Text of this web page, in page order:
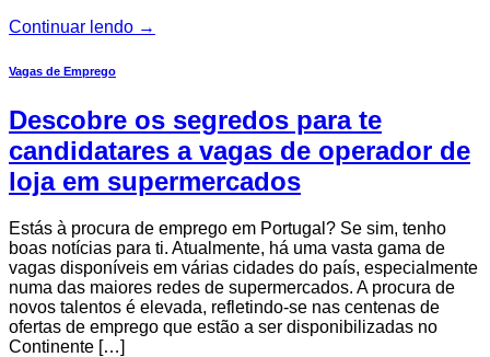
Continuar lendo →
Vagas de Emprego
Descobre os segredos para te
candidatares a vagas de operador de
loja em supermercados
Estás à procura de emprego em Portugal? Se sim, tenho
boas notícias para ti. Atualmente, há uma vasta gama de
vagas disponíveis em várias cidades do país, especialmente
numa das maiores redes de supermercados. A procura de
novos talentos é elevada, refletindo-se nas centenas de
ofertas de emprego que estão a ser disponibilizadas no
Continente […]